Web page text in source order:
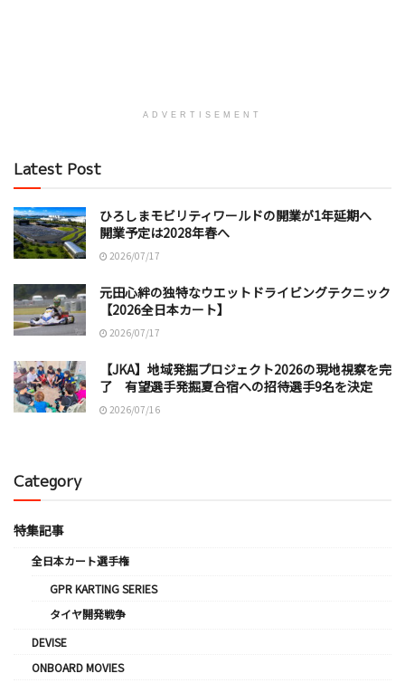
ADVERTISEMENT
Latest Post
ひろしまモビリティワールドの開業が1年延期へ
開業予定は2028年春へ
2026/07/17
元田心絆の独特なウエットドライビングテクニック
【2026全日本カート】
2026/07/17
【JKA】地域発掘プロジェクト2026の現地視察を完
了 有望選手発掘夏合宿への招待選手9名を決定
2026/07/16
Category
特集記事
全日本カート選手権
GPR KARTING SERIES
タイヤ開発戦争
DEVISE
ONBOARD MOVIES